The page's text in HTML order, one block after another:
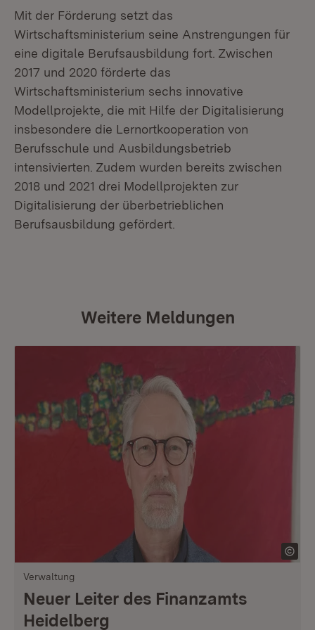
Mit der Förderung setzt das
Wirtschaftsministerium seine Anstrengungen für
eine digitale Berufsausbildung fort. Zwischen
2017 und 2020 förderte das
Wirtschaftsministerium sechs innovative
Modellprojekte, die mit Hilfe der Digitalisierung
insbesondere die Lernortkooperation von
Berufsschule und Ausbildungsbetrieb
intensivierten. Zudem wurden bereits zwischen
2018 und 2021 drei Modellprojekten zur
Digitalisierung der überbetrieblichen
Berufsausbildung gefördert.
Weitere Meldungen
Verwaltung
Neuer Leiter des Finanzamts
Heidelberg